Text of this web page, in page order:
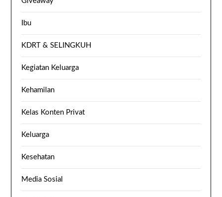
Ibu
KDRT & SELINGKUH
Kegiatan Keluarga
Kehamilan
Kelas Konten Privat
Keluarga
Kesehatan
Media Sosial